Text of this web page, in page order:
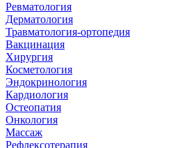
Ревматология
Дерматология
Травматология-ортопедия
Вакцинация
Хирургия
Косметология
Эндокринология
Кардиология
Остеопатия
Онкология
Массаж
Рефлексотерапия